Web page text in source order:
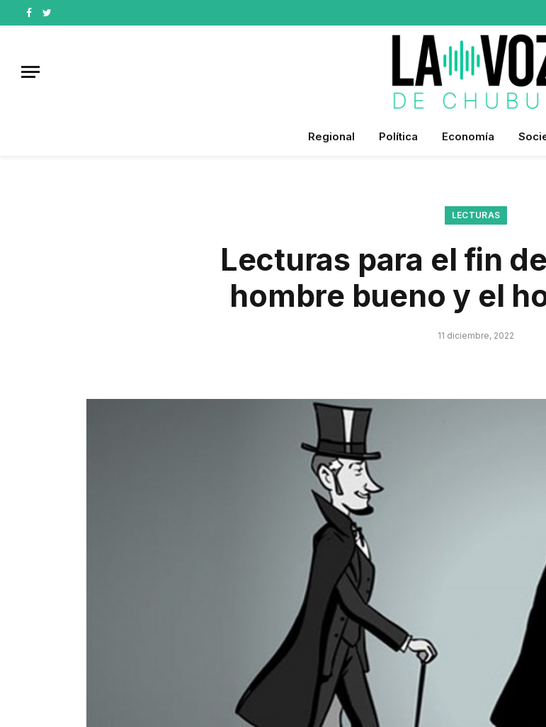
Facebook
Twitter
Regional Política Economía
LECTURAS
Lecturas para el fin
hombre bueno y el
11 diciembre, 2022